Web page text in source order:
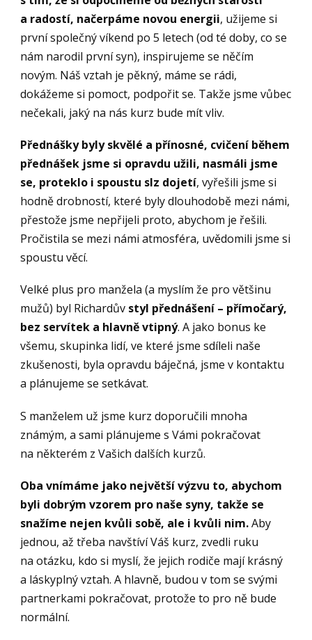
a radostí, načerpáme novou energii, užijeme si
první společný víkend po 5 letech (od té doby, co se
nám narodil první syn), inspirujeme se něčím
novým. Náš vztah je pěkný, máme se rádi,
dokážeme si pomoct, podpořit se. Takže jsme vůbec
nečekali, jaký na nás kurz bude mít vliv.
Přednášky byly skvělé a přínosné, cvičení během
přednášek jsme si opravdu užili, nasmáli jsme
se, proteklo i spoustu slz dojetí, vyřešili jsme si
hodně drobností, které byly dlouhodobě mezi námi,
přestože jsme nepřijeli proto, abychom je řešili.
Pročistila se mezi námi atmosféra, uvědomili jsme si
spoustu věcí.
Velké plus pro manžela (a myslím že pro většinu
mužů) byl Richardův styl přednášení – přímočarý,
bez servítek a hlavně vtipný. A jako bonus ke
všemu, skupinka lidí, ve které jsme sdíleli naše
zkušenosti, byla opravdu báječná, jsme v kontaktu
a plánujeme se setkávat.
S manželem už jsme kurz doporučili mnoha
známým, a sami plánujeme s Vámi pokračovat
na některém z Vašich dalších kurzů.
Oba vnímáme jako největší výzvu to, abychom
byli dobrým vzorem pro naše syny, takže se
snažíme nejen kvůli sobě, ale i kvůli nim.Aby
jednou, až třeba navštíví Váš kurz, zvedli ruku
na otázku, kdo si myslí, že jejich rodiče mají krásný
a láskyplný vztah. A hlavně, budou v tom se svými
partnerkami pokračovat, protože to pro ně bude
normální.